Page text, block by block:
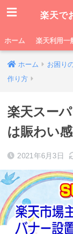
楽天で
ホーム 楽天利用一
ホーム お困り
作り方
楽天スー
は賑わい
2021年6月3日